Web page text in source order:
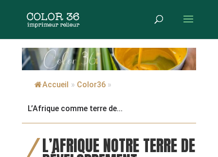
Accueil » Color36 »
L’Afrique comme terre de...
L’AFRIQUE NOTRE TERRE DE